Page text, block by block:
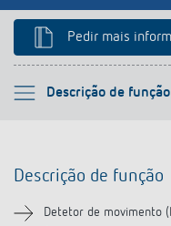
Pedir mais
Descrição de função
Por favor selecione
Informação técnica
Descrição de função
Detetor de movimento